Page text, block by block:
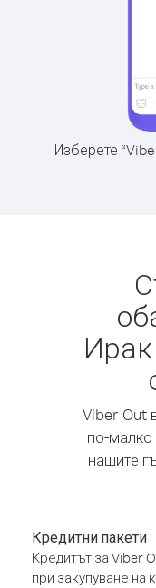
Изберете
Viber Out
по-малко
нашите
Кредитни пакети
Кредитът за Viber
при закупуване на